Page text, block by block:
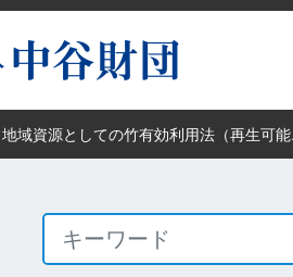
地域資源としての竹有効利用法（再生可